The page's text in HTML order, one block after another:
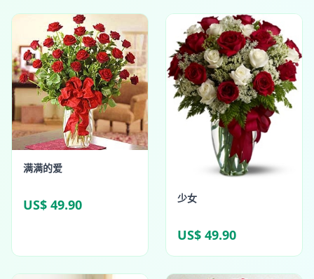
满满的爱
US$ 49.90 少女
US$ 49.90